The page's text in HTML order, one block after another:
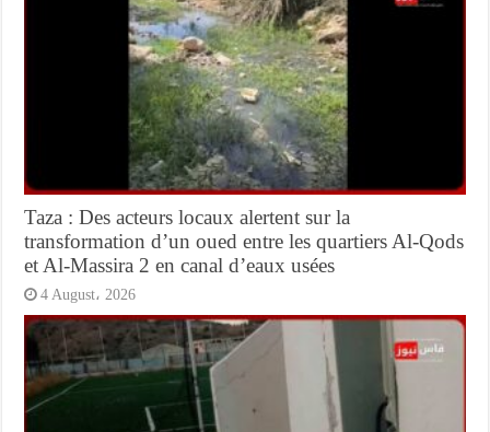
Taza : Des acteurs locaux alertent sur la
transformation d’un oued entre les quartiers Al-Qods
et Al-Massira 2 en canal d’eaux usées
4 August، 2026